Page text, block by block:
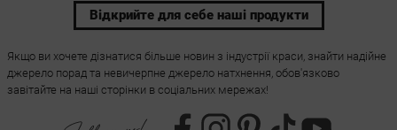
Відкрийте для себе наші продукти
Якщо ви хочете дізнатися більше новин з індустрії краси, знайти надійне
джерело порад та невичерпне джерело натхнення, обов'язково
завітайте на наші сторінки в соціальних мережах!